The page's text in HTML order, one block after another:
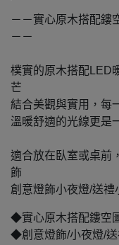
－－實心原木搭配鏤
－－
樸實的原木搭配LED
芒
結合美觀與實用，每
溫暖舒適的光線更是
適合放在臥室或桌前
飾
創意燈飾小夜燈/送禮
◆實心原木搭配鏤空
◆創意燈飾/小夜燈/送